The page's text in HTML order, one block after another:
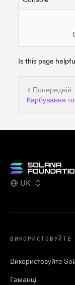
Is this page
Попередній
Карбування
UK
ВИКОРИСТОВУЙТЕ
Використовуйте
Гаманці